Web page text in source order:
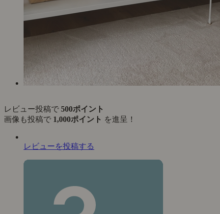
レビュー投稿で 500ポイント
画像も投稿で 1,000ポイント を進呈！
レビューを投稿する